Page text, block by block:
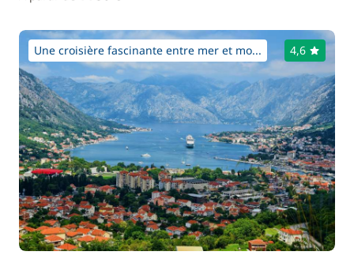
Une croisière fascinante entre mer et mo... 4,6